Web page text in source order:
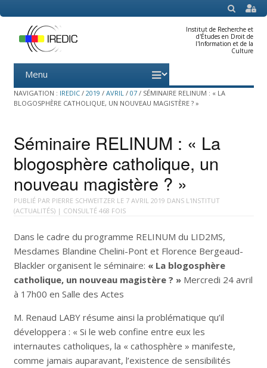
SEARCH
Institut de Recherche et
d'Études en Droit de
l'Information et de la
Culture
Menu
content
NAVIGATION : IREDIC / 2019 / AVRIL / 07 / SÉMINAIRE RELINUM : « LA
BLOGOSPHÈRE CATHOLIQUE, UN NOUVEAU MAGISTÈRE ? »
Séminaire RELINUM : « La
blogosphère catholique, un
nouveau magistère ? »
PUBLIÉ PAR PIERRE SCHWEITZER LE 7 AVRIL 2019 DANS L'INSTITUT
(ACTUALITÉS)| CONSULTÉ 468 FOIS
Dans le cadre du programme RELINUM du LID2MS,
Mesdames Blandine Chelini-Pont et Florence Bergeaud-
Blackler organisent le séminaire: « La blogosphère
catholique, un nouveau magistère ? »Mercredi 24 avril
à 17h00 en Salle des Actes
M. Renaud LABY résume ainsi la problématique qu’il
développera : « Si le web confine entre eux les
internautes catholiques, la « cathosphère » manifeste,
comme jamais auparavant, l’existence de sensibilités